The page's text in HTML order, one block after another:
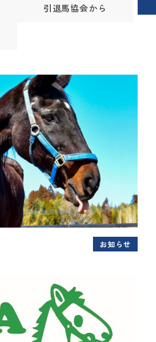
引退馬協会から
お知らせ